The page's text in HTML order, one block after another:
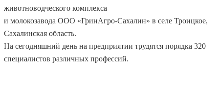
животноводческого комплекса
и молокозавода ООО «ГринАгро-Сахалин» в селе Троицкое,
Сахалинская область.
На сегодняшний день на предприятии трудятся порядка 320
специалистов различных профессий.